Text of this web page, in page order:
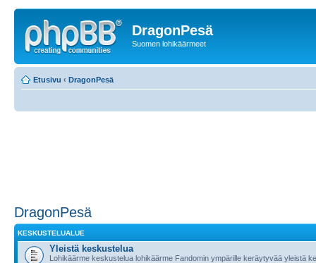
DragonPesä
Suomen lohikäärmeet
Etusivu ‹ DragonPesä
DragonPesä
KESKUSTELUALUE
Yleistä keskustelua
Lohikäärme keskustelua lohikäärme Fandomin ympärille keräytyvää yleistä